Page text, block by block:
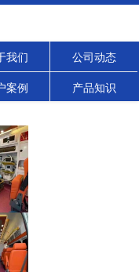
我们 公司动态
案例 产品知识